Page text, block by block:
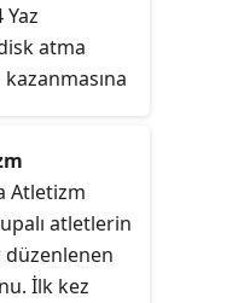
atma
altın
metrelik
Olimpiyat
Atletizm
atletlerin
düzenlenen
İlk kez